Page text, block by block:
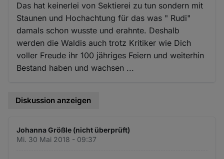
Das hat keinerlei von Sektierei zu tun sondern mit
Staunen und Hochachtung für das was " Rudi"
damals schon wusste und erahnte. Deshalb
werden die Waldis auch trotz Kritiker wie Dich
voller Freude ihr 100 jähriges Feiern und weiterhin
Bestand haben und wachsen ...
Diskussion anzeigen
Johanna Größle (nicht überprüft)
Mi. 30 Mai 2018 - 09:37